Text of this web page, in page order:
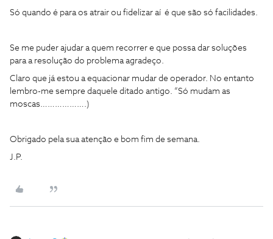
Só quando é para os atrair ou fidelizar aí é que são só facilidades.
Se me puder ajudar a quem recorrer e que possa dar soluções
para a resolução do problema agradeço.
Claro que já estou a equacionar mudar de operador. No entanto
lembro-me sempre daquele ditado antigo. “Só mudam as
moscas……………….)
Obrigado pela sua atenção e bom fim de semana.
J.P.